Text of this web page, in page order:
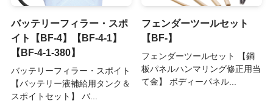
バッテリーフィラー・スポ
イト【BF-4】【BF-4-1】
【BF-4-1-380】
バッテリーフィラー・スポイト
【バッテリー液補給用タンク＆
スポイトセット】 バ...
フェンダーツールセット
【BF-】
フェンダーツールセット 【鋼
板パネルハンマリング修正用当
て金】 ボディーパネル...